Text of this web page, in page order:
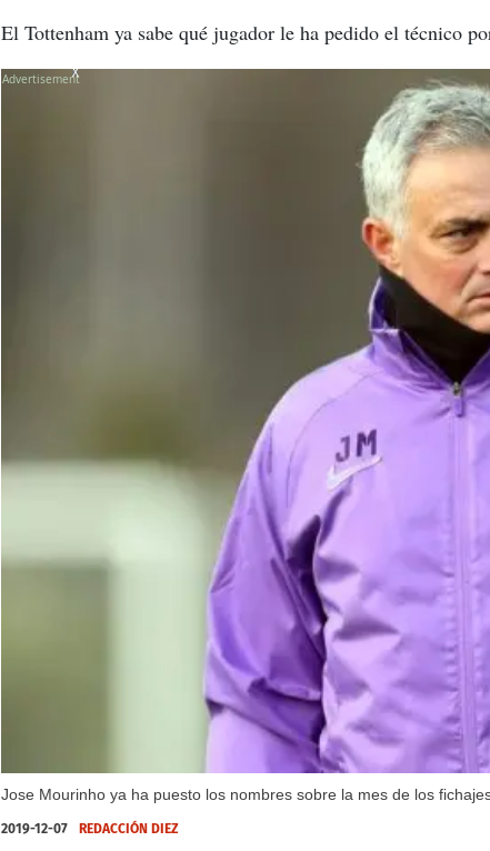
El Tottenham ya sabe qué jugador le ha pedido el técnico
Jose Mourinho ya ha puesto los nombres sobre la mes de los
X
X
2019-12-07 REDACCIÓN DIEZ